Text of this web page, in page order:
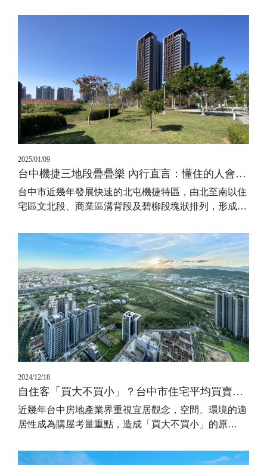
2025/01/09
台中機捷三地段疊疊樂 內行直言：懂住的人會買這一區
台中市近幾年發展快速的北屯機捷特區，由北至南以住
宅區文北段、商業區溝背段及碧柳段塊狀排列，形成…
2024/12/18
自住客「買大不買小」？台中市住宅平均買賣面積變大了
近幾年台中房地產業界重視宜居觀念，空間、環境的適
居性成為購屋考量重點，造成「買大不買小」的原…